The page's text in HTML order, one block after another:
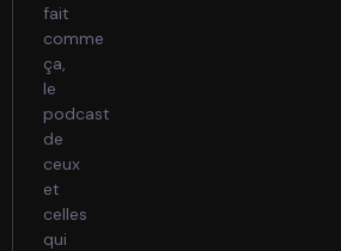
fait
comme
ça,
le
podcast
de
ceux
et
celles
qui